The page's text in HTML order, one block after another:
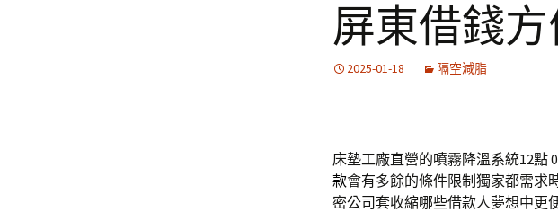
屏東借錢
2025-01-18 隔空減脂
床墊工廠直營的噴霧降溫系統12點
款會有多餘的條件限制獨家都需求
密公司套收縮哪些借款人夢想中更